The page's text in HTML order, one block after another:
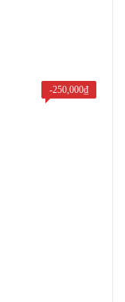
-250,000₫